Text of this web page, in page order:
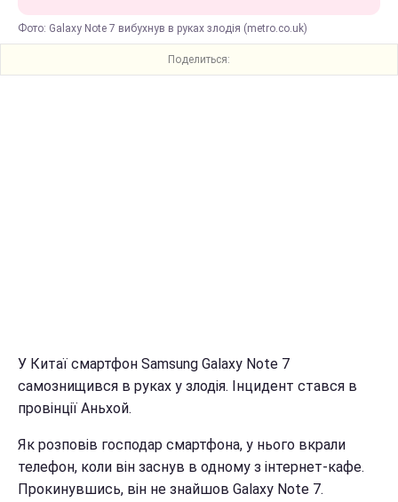
Фото: Galaxy Note 7 вибухнув в руках злодія (metro.co.uk)
Поделиться:
У Китаї смартфон Samsung Galaxy Note 7
самознищився в руках у злодія. Інцидент стався в
провінції Аньхой.
Як розповів господар смартфона, у нього вкрали
телефон, коли він заснув в одному з інтернет-кафе.
Прокинувшись, він не знайшов Galaxy Note 7.